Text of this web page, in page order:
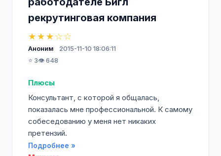
рекрутинговая компания
★★★☆☆
Аноним
2015-11-10 18:06:11
⭐ 3👁️ 648
Плюсы
Консультант, с которой я общалась,
показалась мне профессиональной. К самому
собеседованию у меня нет никаких
претензий.
Подробнее »